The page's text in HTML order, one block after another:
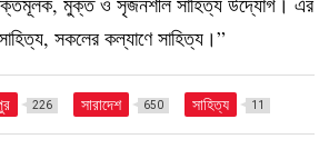
সকলের কল্যাণে সাহিত্য।”
226 সারাদেশ 650 সাহিত্য 11